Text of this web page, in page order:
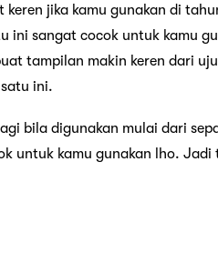
jika kamu gunakan di
ini sangat cocok untuk kamu
tampilan makin keren dari
ini.
bila digunakan mulai dari
untuk kamu gunakan lho.